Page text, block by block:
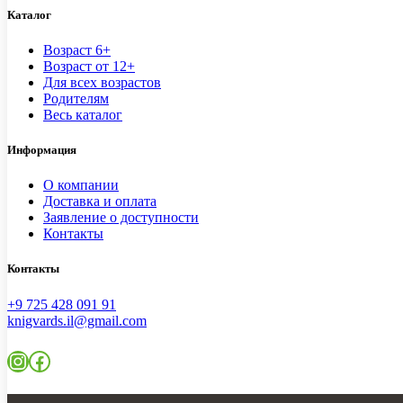
Каталог
Возраст 6+
Возраст от 12+
Для всех возрастов
Родителям
Весь каталог
Информация
О компании
Доставка и оплата
Заявление о доступности
Контакты
Контакты
+9 725 428 091 91
knigvards.il@gmail.com
Instagram
Facebook